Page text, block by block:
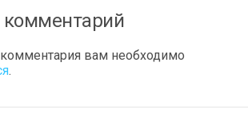
вам необходимо
.